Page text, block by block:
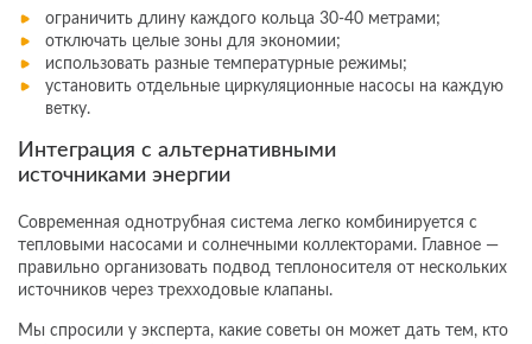
ограничить длину каждого кольца 30-40 метрами;
отключать целые зоны для экономии;
использовать разные температурные режимы;
установить отдельные циркуляционные насосы на каждую
ветку.
Интеграция с альтернативными
источниками энергии
Современная однотрубная система легко комбинируется с
тепловыми насосами и солнечными коллекторами. Главное —
правильно организовать подвод теплоносителя от нескольких
источников через трехходовые клапаны.
Мы спросили у эксперта, какие советы он может дать тем, кто